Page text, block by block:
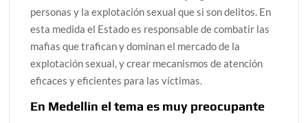
personas y la explotación sexual que si son delitos. En
esta medida el Estado es responsable de combatir las
mafias que trafican y dominan el mercado de la
explotación sexual, y crear mecanismos de atención
eficaces y eficientes para las víctimas.
En Medellin el tema es muy preocupante